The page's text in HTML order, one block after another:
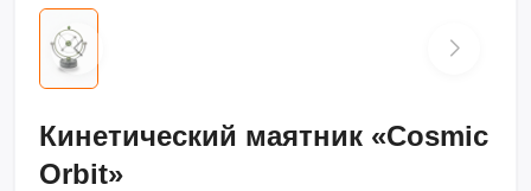
Кинетический маятник «Cosmic
Orbit»